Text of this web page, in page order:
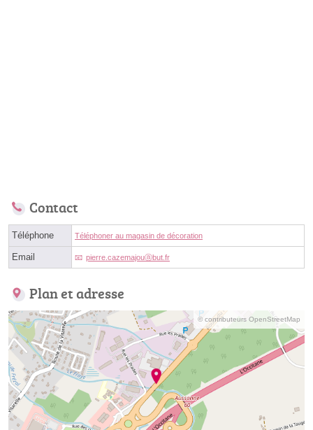
Contact
Téléphone Téléphoner au magasin de décoration
Email pierre.cazemajouⓐbut.fr
Plan et adresse
© contributeurs OpenStreetMap